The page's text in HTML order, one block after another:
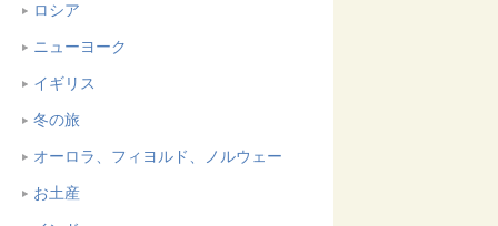
ロシア
ニューヨーク
イギリス
冬の旅
オーロラ、フィヨルド、ノルウェー
お土産